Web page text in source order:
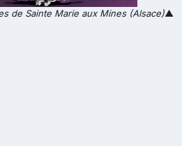
de Sainte Marie aux Mines (Alsace)▲